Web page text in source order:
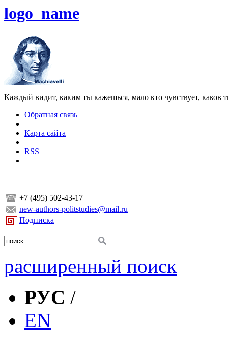
logo_name
Каждый видит, каким ты кажешься, мало кто чувствует, каков
Обратная связь
|
Карта сайта
|
RSS
+7 (495) 502-43-17
new-authors-politstudies@mail.ru
Подписка
расширенный поиск
РУС /
EN